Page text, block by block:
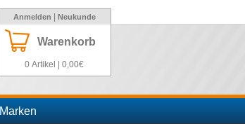
Anmelden Neukunde
Warenkorb
0 Artikel | 0,00€
Marken